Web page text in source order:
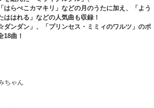
はらぺこカマキリ」などの月のうたに加え、「よう
ははれる」などの人気曲も収録！
ンダン」、「プリンセス・ミミィのワルツ」のボ
18曲！
ちゃん